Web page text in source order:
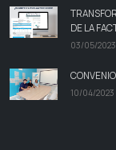
DE LA
03/05/2023
10/04/2023